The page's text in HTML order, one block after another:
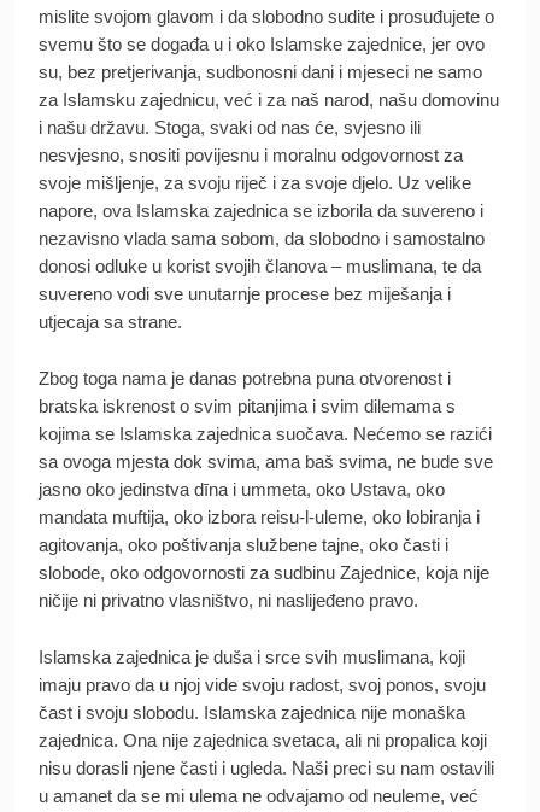
mislite svojom glavom i da slobodno sudite i prosuđujete o
svemu što se događa u i oko Islamske zajednice, jer ovo
su, bez pretjerivanja, sudbonosni dani i mjeseci ne samo
za Islamsku zajednicu, već i za naš narod, našu domovinu
i našu državu. Stoga, svaki od nas će, svjesno ili
nesvjesno, snositi povijesnu i moralnu odgovornost za
svoje mišljenje, za svoju riječ i za svoje djelo. Uz velike
napore, ova Islamska zajednica se izborila da suvereno i
nezavisno vlada sama sobom, da slobodno i samostalno
donosi odluke u korist svojih članova – muslimana, te da
suvereno vodi sve unutarnje procese bez miješanja i
utjecaja sa strane.
Zbog toga nama je danas potrebna puna otvorenost i
bratska iskrenost o svim pitanjima i svim dilemama s
kojima se Islamska zajednica suočava. Nećemo se razići
sa ovoga mjesta dok svima, ama baš svima, ne bude sve
jasno oko jedinstva dīna i ummeta, oko Ustava, oko
mandata muftija, oko izbora reisu-l-uleme, oko lobiranja i
agitovanja, oko poštivanja službene tajne, oko časti i
slobode, oko odgovornosti za sudbinu Zajednice, koja nije
ničije ni privatno vlasništvo, ni naslijeđeno pravo.
Islamska zajednica je duša i srce svih muslimana, koji
imaju pravo da u njoj vide svoju radost, svoj ponos, svoju
čast i svoju slobodu. Islamska zajednica nije monaška
zajednica. Ona nije zajednica svetaca, ali ni propalica koji
nisu dorasli njene časti i ugleda. Naši preci su nam ostavili
u amanet da se mi ulema ne odvajamo od neuleme, već